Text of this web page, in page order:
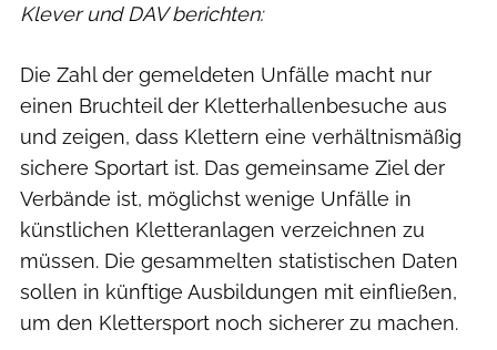
Klever und DAV berichten:
Die Zahl der gemeldeten Unfälle macht nur
einen Bruchteil der Kletterhallenbesuche aus
und zeigen, dass Klettern eine verhältnismäßig
sichere Sportart ist. Das gemeinsame Ziel der
Verbände ist, möglichst wenige Unfälle in
künstlichen Kletteranlagen verzeichnen zu
müssen. Die gesammelten statistischen Daten
sollen in künftige Ausbildungen mit einfließen,
um den Klettersport noch sicherer zu machen.